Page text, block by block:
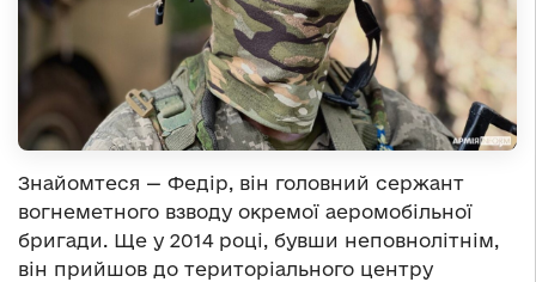
Знайомтеся — Федір, він головний сержант
вогнеметного взводу окремої аеромобільної
бригади. Ще у 2014 році, бувши неповнолітнім,
він прийшов до територіального центру